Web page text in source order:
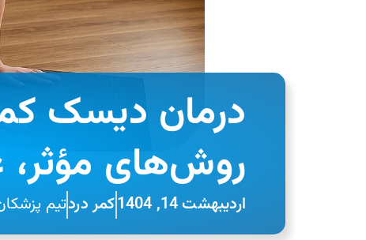
درمان دیسک
روش‌های مؤثر،
اردیبهشت 14, 1404 کمر دردتیم